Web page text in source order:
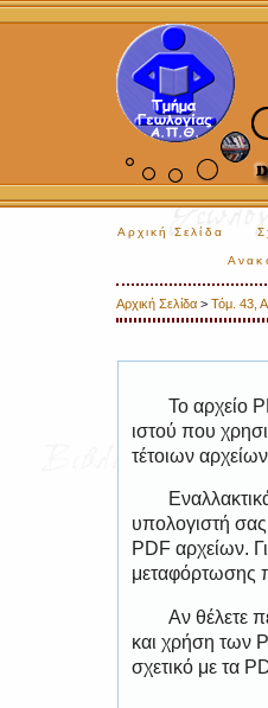
Αρχική Σελίδα
Αρχική Σελίδα > Τόμ. 43,
Το αρχείο
ιστού που
τέτοιων
υπολογιστή
PDF αρχείων.
μεταφόρτωσης
Αν θέλετε
και χρήση των
σχετικό με τα